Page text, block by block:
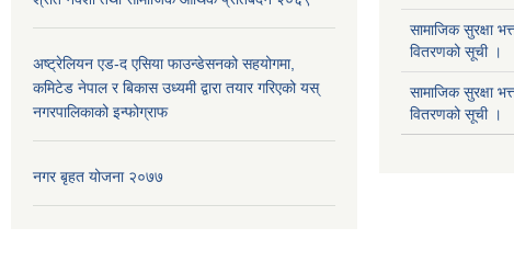
अष्ट्रेलियन एड-द एसिया फाउन्डेसनको सहयोगमा,
कमिटेड नेपाल र बिकास उध्यमी द्वारा तयार गरिएको यस्
नगरपालिकाको इन्फोग्राफ
नगर बृहत योजना २०७७
सामाजिक सुरक्षा
वितरणको सूची ।
सामाजिक सुरक्षा
वितरणको सूची ।